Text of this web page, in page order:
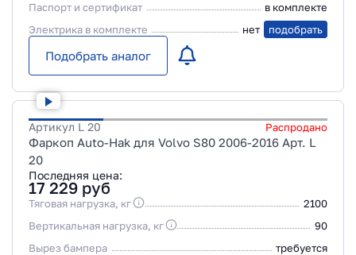
Паспорт и сертификат
в комплекте
Электрика в комплекте
нет подобрать
Подобрать аналог
Артикул L 20 Распродано
Фаркоп Auto-Hak для Volvo S80 2006-2016 Арт. L
20
Последняя цена:
17 229 руб
Тяговая нагрузка, кг
2100
Вертикальная нагрузка, кг
90
Вырез бампера
требуется